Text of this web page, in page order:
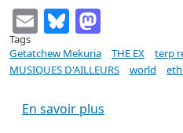
EmailBluesky
Tags
Getatchew Mekuria
THE EX
terp
MUSIQUES D'AILLEURS
world
En savoir plus